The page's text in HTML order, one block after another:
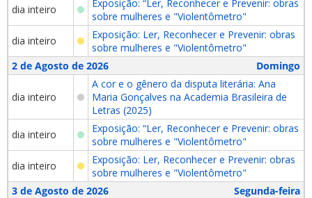
dia inteiro
Exposição: “Ler, Reconhecer e Prevenir: obras
sobre mulheres e "Violentômetro"
dia inteiro
Exposição: Ler, Reconhecer e Prevenir: obras
sobre mulheres e "Violentômetro"
2 de Agosto de 2026
Domingo
dia inteiro
A cor e o gênero da disputa literária: Ana
Maria Gonçalves na Academia Brasileira de
Letras (2025)
dia inteiro
Exposição: “Ler, Reconhecer e Prevenir: obras
sobre mulheres e "Violentômetro"
dia inteiro
Exposição: Ler, Reconhecer e Prevenir: obras
sobre mulheres e "Violentômetro"
3 de Agosto de 2026
Segunda-feira